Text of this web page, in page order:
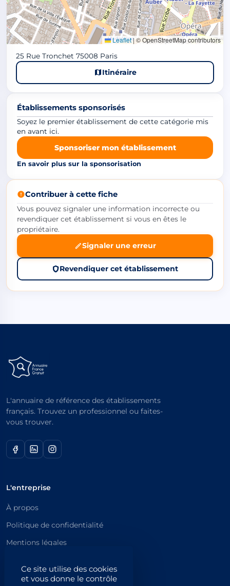
Ce site utilise des cookies
et vous donne le contrôle
Leaflet| © OpenStreetMap contributors
25 Rue Tronchet 75008 Paris
Itinéraire
Établissements sponsorisés
Soyez le premier établissement de cette catégorie mis
en avant ici.
Sponsoriser mon établissement
En savoir plus sur la sponsorisation
Contribuer à cette fiche
Vous pouvez signaler une information incorrecte ou
revendiquer cet établissement si vous en êtes le
propriétaire.
Signaler une erreur
Revendiquer cet établissement
L'annuaire de référence des établissements
français. Trouvez un professionnel ou faites-
vous trouver.
L'entreprise
À propos
Politique de confidentialité
Mentions légales
Catégories principales